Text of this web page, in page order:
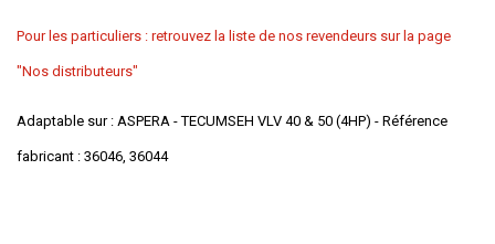
Pour les particuliers : retrouvez la liste de nos revendeurs sur la page
"Nos distributeurs"
Adaptable sur : ASPERA - TECUMSEH VLV 40 & 50 (4HP) - Référence
fabricant : 36046, 36044